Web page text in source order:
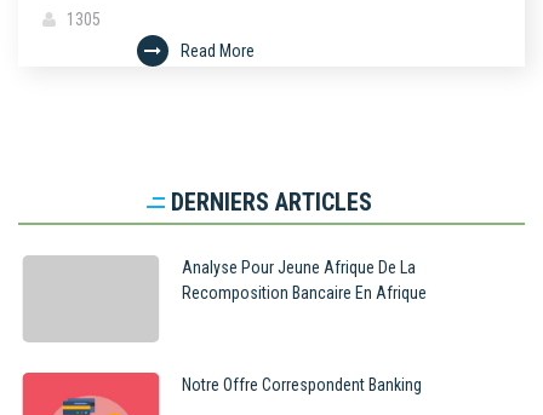
1305
Read More
DERNIERS ARTICLES
Analyse Pour Jeune Afrique De La
Recomposition Bancaire En Afrique
Notre Offre Correspondent Banking